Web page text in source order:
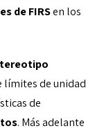
de FIRSen los
límites de unidad
de
. Más adelante